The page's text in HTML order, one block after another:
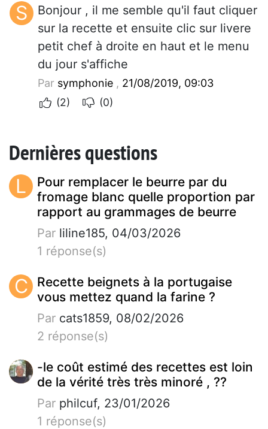
S
Bonjour , il me semble qu'il faut cliquer
sur la recette et ensuite clic sur livere
petit chef à droite en haut et le menu
du jour s'affiche
Par symphonie , 21/08/2019, 09:03
(2)
(0)
Dernières questions
L
Pour remplacer le beurre par du
fromage blanc quelle proportion par
rapport au grammages de beurre
Par liline185, 04/03/2026
1 réponse(s)
C
Recette beignets à la portugaise
vous mettez quand la farine ?
Par cats1859, 08/02/2026
2 réponse(s)
-le coût estimé des recettes est loin
de la vérité très très minoré , ??
Par philcuf, 23/01/2026
1 réponse(s)